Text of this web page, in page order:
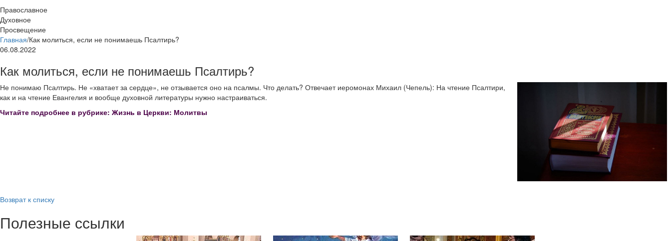
Православное
Духовное
Просвещение
Главная/Как молиться, если не понимаешь Псалтирь?
06.08.2022
Как молиться, если не понимаешь Псалтирь?
Не понимаю Псалтирь. Не «хватает за сердце», не отзывается оно на псалмы. Что делать? Отвечает иеромонах Михаил (Чепель): На чтение Псалтири,
как и на чтение Евангелия и вообще духовной литературы нужно настраиваться.
Читайте подробнее в рубрике: Жизнь в Церкви: Молитвы
Возврат к списку
Полезные ссылки